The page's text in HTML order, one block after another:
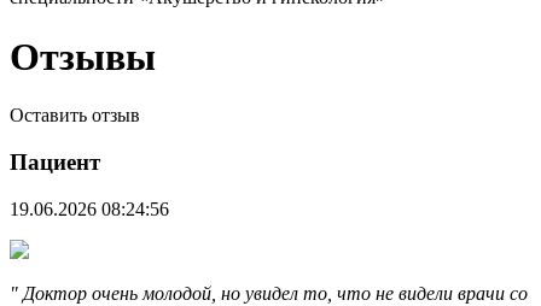
Отзывы
Оставить отзыв
Пациент
19.06.2026 08:24:56
" Доктор очень молодой, но увидел то, что не видели врачи со